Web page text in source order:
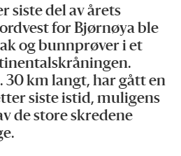
siste del av årets
for Bjørnøya ble
og bunnprøver i et
30 km langt, har gått en
siste istid, muligens
de store skredene